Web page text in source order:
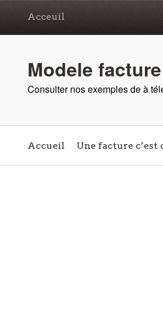
Acceuil
Modele
Consulter nos exemples de à
Accueil Une facture c’est